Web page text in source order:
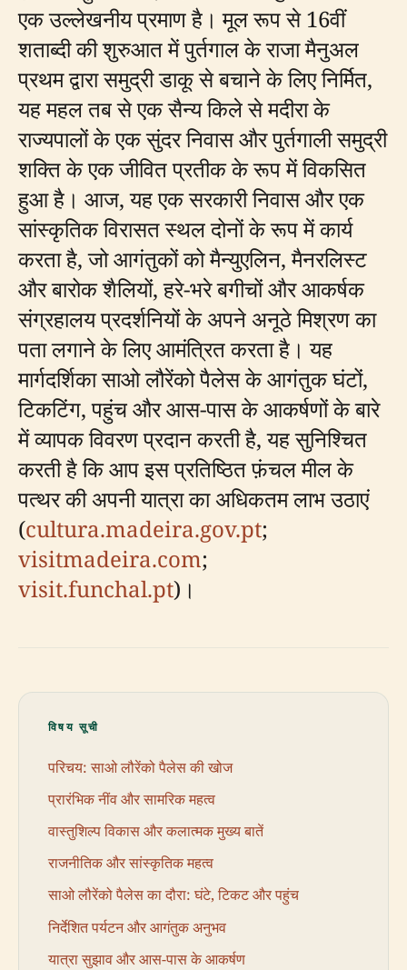
एक उल्लेखनीय प्रमाण है। मूल रूप से 16वीं
शताब्दी की शुरुआत में पुर्तगाल के राजा मैनुअल
प्रथम द्वारा समुद्री डाकू से बचाने के लिए निर्मित,
यह महल तब से एक सैन्य किले से मदीरा के
राज्यपालों के एक सुंदर निवास और पुर्तगाली समुद्री
शक्ति के एक जीवित प्रतीक के रूप में विकसित
हुआ है। आज, यह एक सरकारी निवास और एक
सांस्कृतिक विरासत स्थल दोनों के रूप में कार्य
करता है, जो आगंतुकों को मैन्युएलिन, मैनरलिस्ट
और बारोक शैलियों, हरे-भरे बगीचों और आकर्षक
संग्रहालय प्रदर्शनियों के अपने अनूठे मिश्रण का
पता लगाने के लिए आमंत्रित करता है। यह
मार्गदर्शिका साओ लौरेंको पैलेस के आगंतुक घंटों,
टिकटिंग, पहुंच और आस-पास के आकर्षणों के बारे
में व्यापक विवरण प्रदान करती है, यह सुनिश्चित
करती है कि आप इस प्रतिष्ठित फ़ंचल मील के
पत्थर की अपनी यात्रा का अधिकतम लाभ उठाएं
(cultura.madeira.gov.pt;
visitmadeira.com;
visit.funchal.pt)।
विषय सूची
परिचय: साओ लौरेंको पैलेस की खोज
प्रारंभिक नींव और सामरिक महत्व
वास्तुशिल्प विकास और कलात्मक मुख्य बातें
राजनीतिक और सांस्कृतिक महत्व
साओ लौरेंको पैलेस का दौरा: घंटे, टिकट और पहुंच
निर्देशित पर्यटन और आगंतुक अनुभव
यात्रा सुझाव और आस-पास के आकर्षण